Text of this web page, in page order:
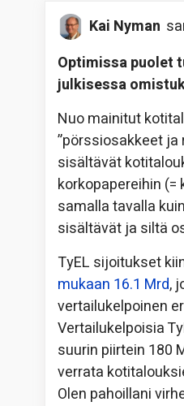
Kai Nyman
Optimissa puolet
julkisessa
Nuo mainitut
”pörssiosakkeet
sisältävät
korkopapereihin
samalla tavalla
sisältävät ja siltä
TyEL sijoitukset
mukaan 16.1 Mrd,
vertailukelpoinen
Vertailukelpoisia
suurin piirtein 180
verrata
Olen pahoillani